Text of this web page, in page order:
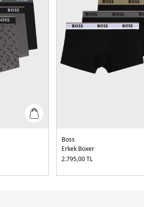
Boss
Erkek Boxer
2.795,00TL